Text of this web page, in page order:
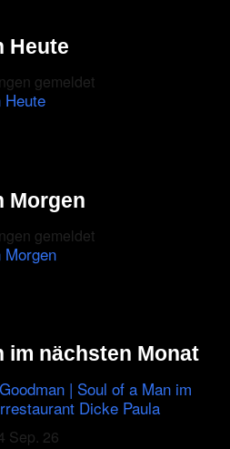
Heute
gemeldet
Heute
Morgen
gemeldet
Morgen
im nächsten Monat
| Soul of a Man im
Dicke Paula
Sep. 26